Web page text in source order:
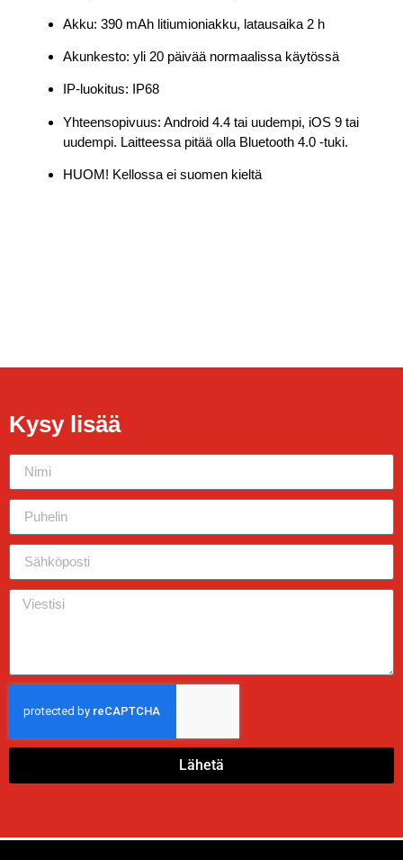
Akku: 390 mAh litiumioniakku, latausaika 2 h
Akunkesto: yli 20 päivää normaalissa käytössä
IP-luokitus: IP68
Yhteensopivuus: Android 4.4 tai uudempi, iOS 9 tai
uudempi. Laitteessa pitää olla Bluetooth 4.0 -tuki.
HUOM! Kellossa ei suomen kieltä
Kysy lisää
Lähetä